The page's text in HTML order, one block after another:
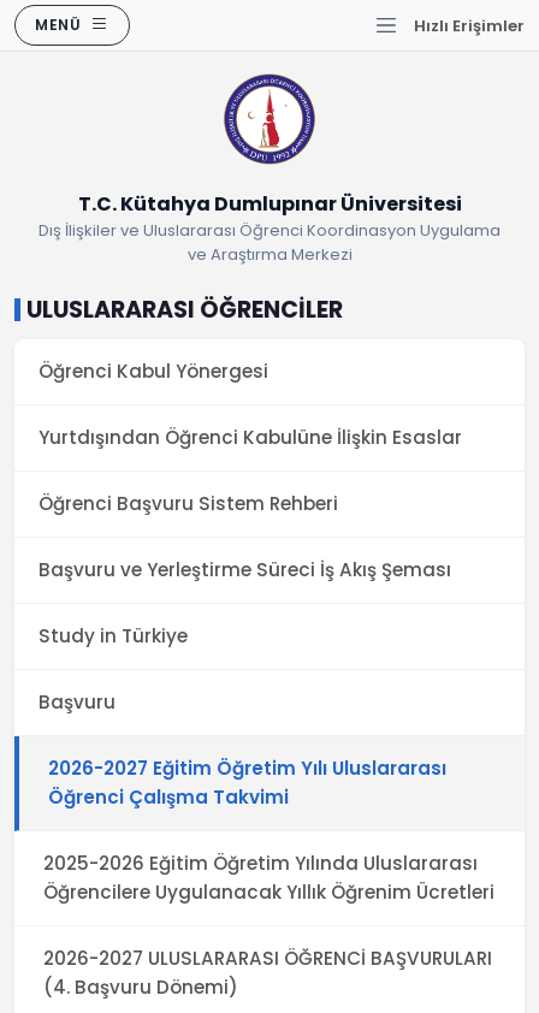
MENÜ Hızlı Erişimler
T.C. Kütahya Dumlupınar Üniversitesi
Dış İlişkiler ve Uluslararası Öğrenci Koordinasyon Uygulama
ve Araştırma Merkezi
ULUSLARARASI ÖĞRENCİLER
Öğrenci Kabul Yönergesi
Yurtdışından Öğrenci Kabulüne İlişkin Esaslar
Öğrenci Başvuru Sistem Rehberi
Başvuru ve Yerleştirme Süreci İş Akış Şeması
Study in Türkiye
Başvuru
2026-2027 Eğitim Öğretim Yılı Uluslararası
Öğrenci Çalışma Takvimi
2025-2026 Eğitim Öğretim Yılında Uluslararası
Öğrencilere Uygulanacak Yıllık Öğrenim Ücretleri
2026-2027 ULUSLARARASI ÖĞRENCİ BAŞVURULARI
(4. Başvuru Dönemi)